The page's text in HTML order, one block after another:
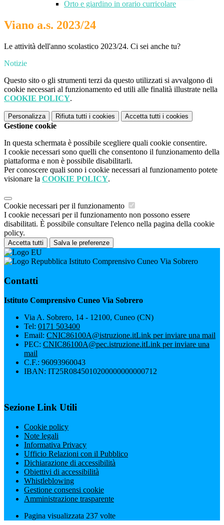
Orto e giardino in orario curricolare
Viano a.s. 2023/24
Le attività dell'anno scolastico 2023/24. Ci sei anche tu?
Notizie
Questo sito o gli strumenti terzi da questo utilizzati si avvalgono di
cookie necessari al funzionamento ed utili alle finalità illustrate nella
COOKIE POLICY.
Personalizza Rifiuta tutti i cookies Accetta tutti i cookies
Gestione cookie
In questa schermata è possibile scegliere quali cookie consentire.
I cookie necessari sono quelli che consentono il funzionamento della
piattaforma e non è possibile disabilitarli.
Per conoscere quali sono i cookie necessari al funzionamento potete
visionare la COOKIE POLICY.
Cookie necessari per il funzionamento
I cookie necessari per il funzionamento non possono essere
disabilitati. È possibile consultare l'elenco nella pagina della cookie
policy.
Accetta tutti Salva le preferenze
Istituto Comprensivo Cuneo Via Sobrero
Contatti
Istituto Comprensivo Cuneo Via Sobrero
Via A. Sobrero, 14 - 12100, Cuneo (CN)
Tel: 0171 503400
Email: CNIC86100A@istruzione.itLink per inviare una mail
PEC: CNIC86100A@pec.istruzione.itLink per inviare una
mail
C.F.: 96093960043
IBAN: IT25R0845010200000000000712
Sezione Link Utili
Cookie policy
Note legali
Informativa Privacy
Ufficio Relazioni con il Pubblico
Dichiarazione di accessibilità
Obiettivi di accessibilità
Whistleblowing
Gestione consensi cookie
Amministrazione trasparente
Pagina visualizzata 237 volte